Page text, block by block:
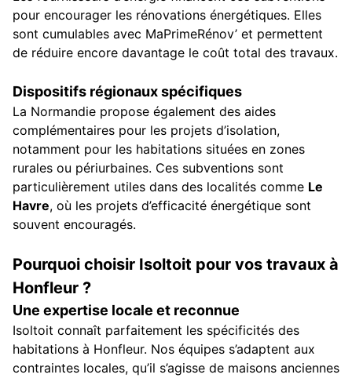
pour encourager les rénovations énergétiques. Elles
sont cumulables avec MaPrimeRénov’ et permettent
de réduire encore davantage le coût total des travaux.
Dispositifs régionaux spécifiques
La Normandie propose également des aides
complémentaires pour les projets d’isolation,
notamment pour les habitations situées en zones
rurales ou périurbaines. Ces subventions sont
particulièrement utiles dans des localités comme Le
Havre, où les projets d’efficacité énergétique sont
souvent encouragés.
Pourquoi choisir Isoltoit pour vos travaux à
Honfleur ?
Une expertise locale et reconnue
Isoltoit connaît parfaitement les spécificités des
habitations à Honfleur. Nos équipes s’adaptent aux
contraintes locales, qu’il s’agisse de maisons anciennes